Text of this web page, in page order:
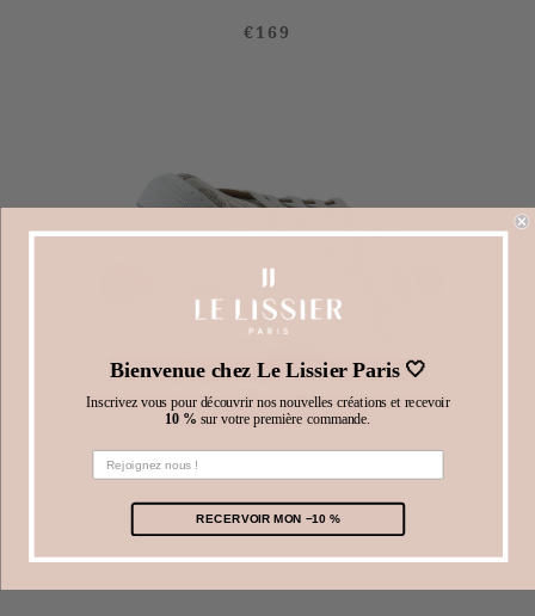
€169
Bienvenue chez Le Lissier Paris 🤍
Inscrivez vous pour découvrir nos nouvelles créations et recevoir
10 % sur votre première commande.
RECERVOIR MON −10 %